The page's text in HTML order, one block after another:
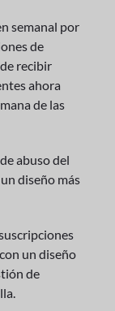
semanal por
de
recibir
ahora
de las
abuso del
diseño más
un diseño
de